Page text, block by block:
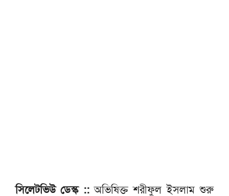
সিলেটভিউ ডেস্ক ::অভিষিক্ত শরীফুল ইসলাম শুরু